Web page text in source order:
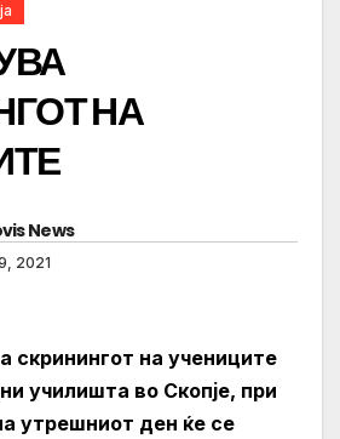
НА
News
2021
скринингот на учениците
училишта во Скопје, при
утрешниот ден ќе се